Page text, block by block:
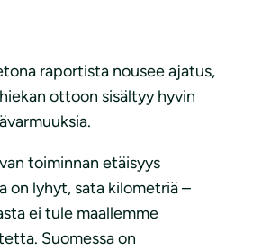
raportista nousee ajatus,
ottoon sisältyy hyvin
toiminnan etäisyys
on lyhyt, sata kilometriä –
ei tule maallemme
Suomessa on